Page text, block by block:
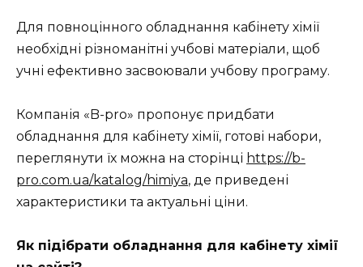
Для повноцінного обладнання кабінету хімії
необхідні різноманітні учбові матеріали, щоб
учні ефективно засвоювали учбову програму.
Компанія «B-pro» пропонує придбати
обладнання для кабінету хімії, готові набори,
переглянути їх можна на сторінці https://b-
pro.com.ua/katalog/himiya, де приведені
характеристики та актуальні ціни.
Як підібрати обладнання для кабінету хімії